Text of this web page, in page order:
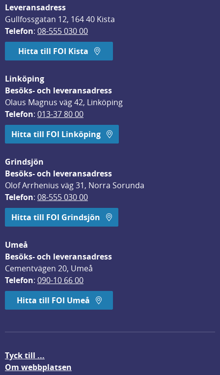
Leveransadress
Gullfossgatan 12, 164 40 Kista
Telefon: 08-555 030 00
Hitta till FOI Kista
Linköping
Besöks- och leveransadress
Olaus Magnus väg 42, Linköping
Telefon: 013-37 80 00
Hitta till FOI Linköping
Grindsjön
Besöks- och leveransadress
Olof Arrhenius väg 31, Norra Sorunda
Telefon: 08-555 030 00
Hitta till FOI Grindsjön
Umeå
Besöks- och leveransadress
Cementvägen 20, Umeå
Telefon: 090-10 66 00
Hitta till FOI Umeå
Tyck till ...
Om webbplatsen